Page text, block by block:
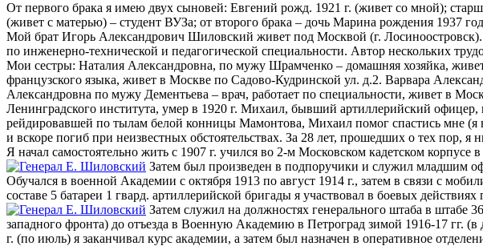
От первого брака я имею двух сыновей: Евгений рожд. 1921 г. (живет со мной);
(живет с матерью) – студент ВУЗа; от второго брака – дочь Марина рождения 1937
Мой брат Игорь Александрович Шиловский живет под Москвой (г.
по инженерно-технической и педагогической специальности. Автор нескольких
Мои сестры: Наталия Александровна, по мужу Шрамченко – домашняя хозяйка,
французского языка, живет в Москве по Садово-Кудринской ул. д.2. Варвара
Александровна по мужу Дементьева – врач, работает по специальности, живет в
Ленинградского института, умер в 1920 г. Михаил, бывший артиллерийский
рейдировавшей по тылам белой конницы Мамонтова, Михаил помог спастись мне (я
и вскоре погиб при неизвестных обстоятельствах. За 28 лет, прошедших о тех пор,
Я начал самостоятельно жить с 1907 г. учился во 2-м Московском кадетском
Затем был произведен в подпоручики и служил младшим
Обучался в военной Академии с октября 1913 по август 1914 г., затем в связи с
составе 5 батареи 1 гвард. артиллерийской бригады я участвовал в боевых
Затем служил на должностях генерального штаба в штабе
западного фронта) до отъезда в Военную Академию в Петроград зимой 1916-17 гг.
г. (по июль) я заканчивал курс академии, а затем был назначен в оперативное